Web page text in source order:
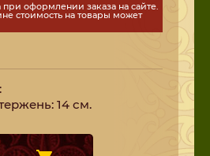
при оформлении заказа на сайте.
стоимость на товары может
14 см.